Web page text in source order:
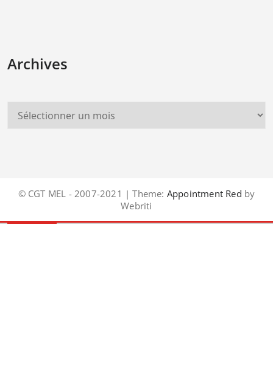
Archives
© CGT MEL - 2007-2021 | Theme: Appointment Red by
Webriti